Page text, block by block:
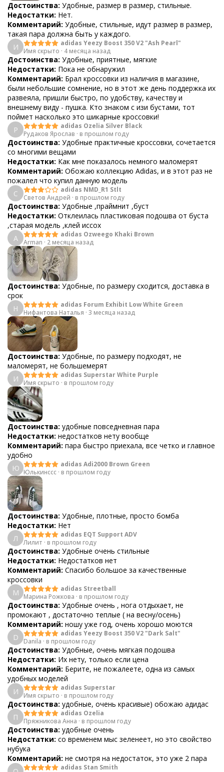
Достоинства: Удобные, размер в размер, стильные.
Недостатки: Нет.
Комментарий: Удобные, стильные, идут размер в размер,
такая пара должна быть у каждого.
И
adidas Yeezy Boost 350 V2 "Ash Pearl"
Имя скрыто · 4 месяца назад
Достоинства: Удобные, приятные, мягкие
Недостатки: Пока не обнаружил
Комментарий: Брал кроссовки из наличия в магазине,
были небольшие сомнение, но в этот же день поддержка их
развеяла, пришли быстро, по удобству, качеству и
внешнему виду - пушка. Кто знаком с изи бустами, тот
поймет насколько это шикарные кроссовки!
Р
adidas Ozelia Silver Black
Рудаков Ярослав · в прошлом году
Достоинства: Удобные практичные кроссовки, сочетается
со многими вещами
Недостатки: Как мне показалось немного маломерят
Комментарий: Обожаю коллекцию Adidas, и в этот раз не
пожалел что купил данную модель
С
adidas NMD_R1 Stlt
Светов Андрей · в прошлом году
Достоинства: Удобные ,праймнит ,буст
Недостатки: Отклеилась пластиковая подошва от буста
,старая модель ,клей иссох
A
adidas Ozweego Khaki Brown
Arman · 2 месяца назад
Достоинства: Удобные, по размеру сходится, доставка в
срок
Н
adidas Forum Exhibit Low White Green
Нифантова Наталья · 3 месяца назад
Достоинства: Удобные, по размеру подходят, не
маломерят, не большемерят
И
adidas Superstar White Purple
Имя скрыто · в прошлом году
Достоинства: удобные повседневная пара
Недостатки: недостатков нету вообще
Комментарий: пара быстро приехала, все четко и главное
удобно
Ю
adidas Adi2000 Brown Green
Юлькинссс · в прошлом году
Достоинства: Удобные, плотные, просто бомба
Недостатки: Нет
Л
adidas EQT Support ADV
Лилит · в прошлом году
Достоинства: Удобные очень стильные
Недостатки: Недостатков нет
Комментарий: Спасибо большое за качественные
кроссовки
М
adidas Streetball
Марина Рожкова · в прошлом году
Достоинства: Удобные очень , нога отдыхает, не
промокают , достаточно теплые ( на весну/осень)
Комментарий: ношу уже год, очень хорошо моются
D
adidas Yeezy Boost 350 V2 "Dark Salt"
Danila · в прошлом году
Достоинства: Удобные, очень мягкая подошва
Недостатки: Их нету, только если цена
Комментарий: Берите, не пожалеете, одна из самых
удобных моделей
И
adidas Superstar
Имя скрыто · в прошлом году
Достоинства: удобные, очень красивые) обожаю адидас
П
adidas Ozelia
Пряжникова Анна · в прошлом году
Достоинства: удобные очень
Недостатки: со временем мыс зеленеет, но это свойство
нубука
Комментарий: не смотря на недостаток, это уже 2 пара
adidas Stan Smith